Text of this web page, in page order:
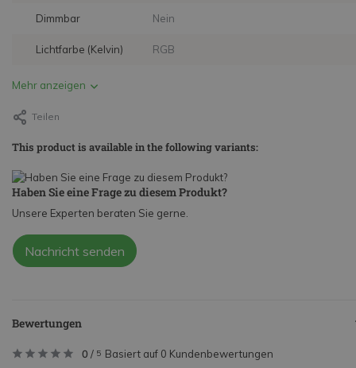
Dimmbar Nein
Lichtfarbe (Kelvin) RGB
Mehr anzeigen
Teilen
This product is available in the following variants:
Haben Sie eine Frage zu diesem Produkt?
Unsere Experten beraten Sie gerne.
Nachricht senden
Bewertungen
0 / 5 Basiert auf 0 Kundenbewertungen